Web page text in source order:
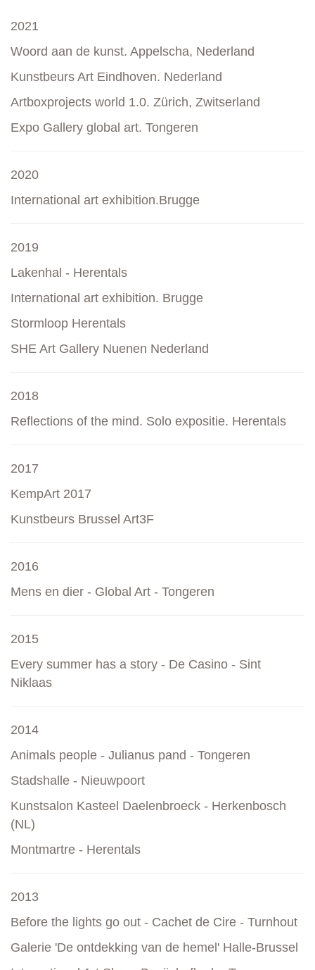
2021
Woord aan de kunst. Appelscha, Nederland
Kunstbeurs Art Eindhoven. Nederland
Artboxprojects world 1.0. Zürich, Zwitserland
Expo Gallery global art. Tongeren
2020
International art exhibition.Brugge
2019
Lakenhal - Herentals
International art exhibition. Brugge
Stormloop Herentals
SHE Art Gallery Nuenen Nederland
2018
Reflections of the mind. Solo expositie. Herentals
2017
KempArt 2017
Kunstbeurs Brussel Art3F
2016
Mens en dier - Global Art - Tongeren
2015
Every summer has a story - De Casino - Sint
Niklaas
2014
Animals people - Julianus pand - Tongeren
Stadshalle - Nieuwpoort
Kunstsalon Kasteel Daelenbroeck - Herkenbosch
(NL)
Montmartre - Herentals
2013
Before the lights go out - Cachet de Cire - Turnhout
Galerie 'De ontdekking van de hemel' Halle-Brussel